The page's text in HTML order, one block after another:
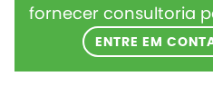
fornecer consultoria
ENTRE EM